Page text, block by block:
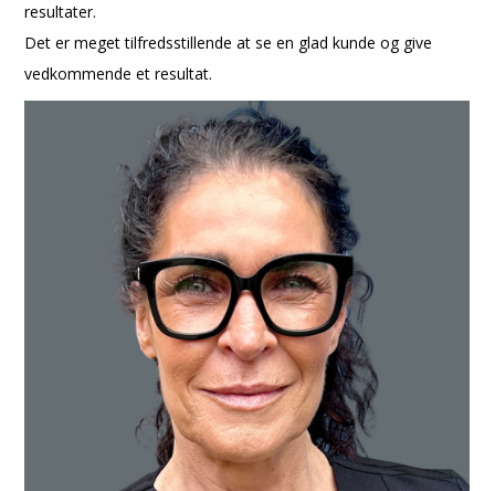
resultater.
Det er meget tilfredsstillende at se en glad kunde og give
vedkommende et resultat.